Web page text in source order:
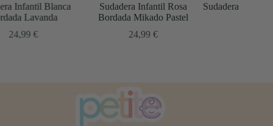
Sudadera Infantil Rosa
Bordada Mikado Pastel
Sudadera Infantil Gris Bordada